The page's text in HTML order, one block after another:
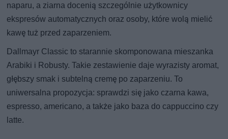
naparu, a ziarna docenią szczególnie użytkownicy
ekspresów automatycznych oraz osoby, które wolą mielić
kawę tuż przed zaparzeniem.
Dallmayr Classic to starannie skomponowana mieszanka
Arabiki i Robusty. Takie zestawienie daje wyrazisty aromat,
głębszy smak i subtelną cremę po zaparzeniu. To
uniwersalna propozycja: sprawdzi się jako czarna kawa,
espresso, americano, a także jako baza do cappuccino czy
latte.